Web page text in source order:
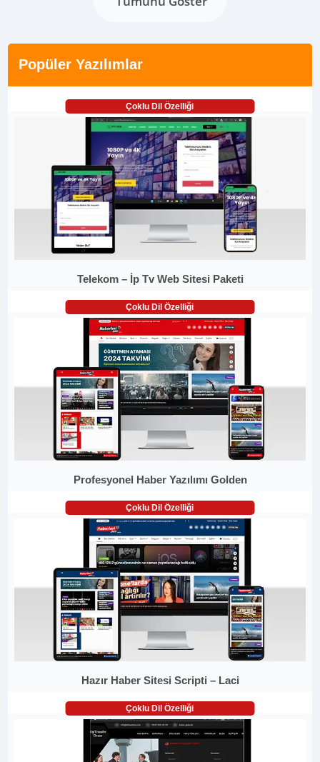
Popüler Yazılımlar
Çoklu Dil Özelliği
Telekom – İp Tv Web Sitesi Paketi
Çoklu Dil Özelliği
Profesyonel Haber Yazılımı Golden
Çoklu Dil Özelliği
Hazır Haber Sitesi Scripti – Laci
Çoklu Dil Özelliği